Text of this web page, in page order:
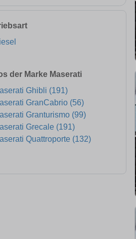
der Marke Maserati
Ghibli (191)
GranCabrio (56)
Granturismo (99)
Grecale (191)
Quattroporte (132)